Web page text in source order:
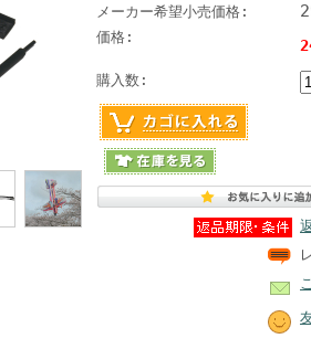
メーカー希望小売価格:
価格:
購入数: